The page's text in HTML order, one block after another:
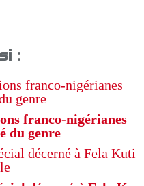
:
franco-nigérianes
du genre